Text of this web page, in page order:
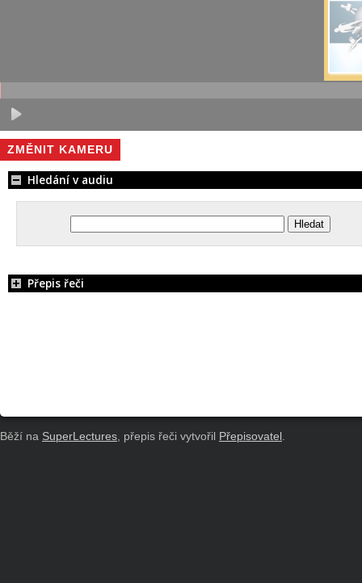
ZMĚNIT KAMERU
Hledání v audiu
Přepis řeči
Běží na SuperLectures, přepis řeči vytvořil Přepisovatel .